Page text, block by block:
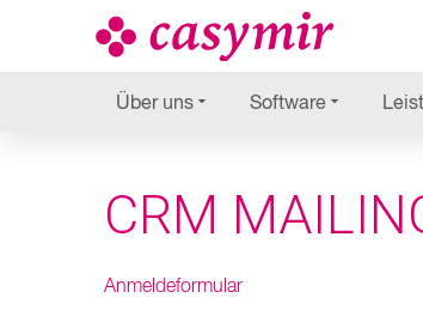
Über uns Software
CRM
Anmeldeformular